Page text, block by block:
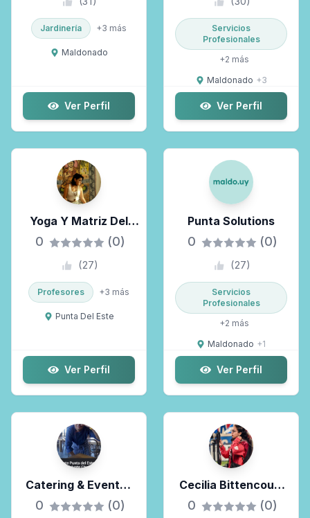
Jardinería +3 más
Maldonado
Ver Perfil
Servicios
Profesionales
+2 más
Maldonado +3
Ver Perfil
Yoga Y Matriz Del
Destino|@bitacorayogui
0 (0)
(27)
Profesores +3 más
Punta Del Este
Ver Perfil
Punta Solutions
0 (0)
(27)
Servicios
Profesionales
+2 más
Maldonado +1
Ver Perfil
Catering & Eventos
Chef Privado
0 (0)
Cecilia Bittencourt
Fotografía
0 (0)